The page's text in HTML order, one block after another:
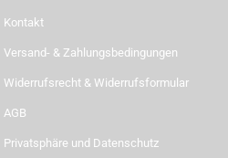
Kontakt
Versand- & Zahlungsbedingungen
Widerrufsrecht & Widerrufsformular
AGB
Privatsphäre und Datenschutz